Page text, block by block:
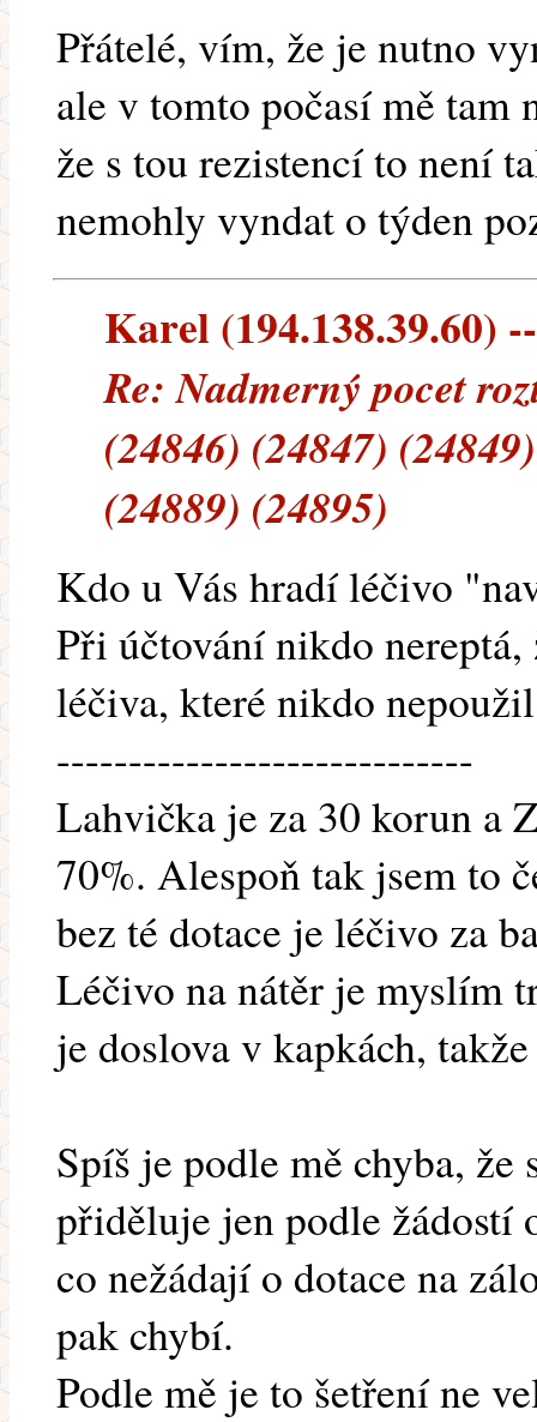
Přátelé, vím, že je nutno
ale v tomto počasí mě tam
že s tou rezistencí to není
nemohly vyndat o týden
Karel (194.138.39.60)
Re: Nadmerný pocet
(24846) (24847)
(24889) (24895)
Kdo u Vás hradí léčivo
Při účtování nikdo
léčiva, které nikdo
-----------------------------
Lahvička je za 30 korun a
70%. Alespoň tak jsem to
bez té dotace je léčivo za
Léčivo na nátěr je myslím
je doslova v kapkách,
Spíš je podle mě chyba, že
přiděluje jen podle žádostí
co nežádají o dotace na
pak chybí.
Podle mě je to šetření ne